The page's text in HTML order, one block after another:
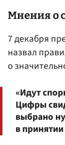
Мнения о
7 декабря
назвал
о
«Идут
Цифры
выбрано
в